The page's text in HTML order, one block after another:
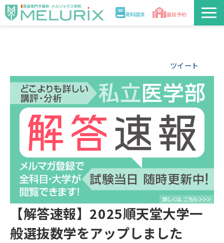
資料請求 面談予約
入学案内
合格実績・合格体験記
医学部解答速報2026
ツイート
【解答速報】2025順天堂大学一
般選抜数学をアップしました